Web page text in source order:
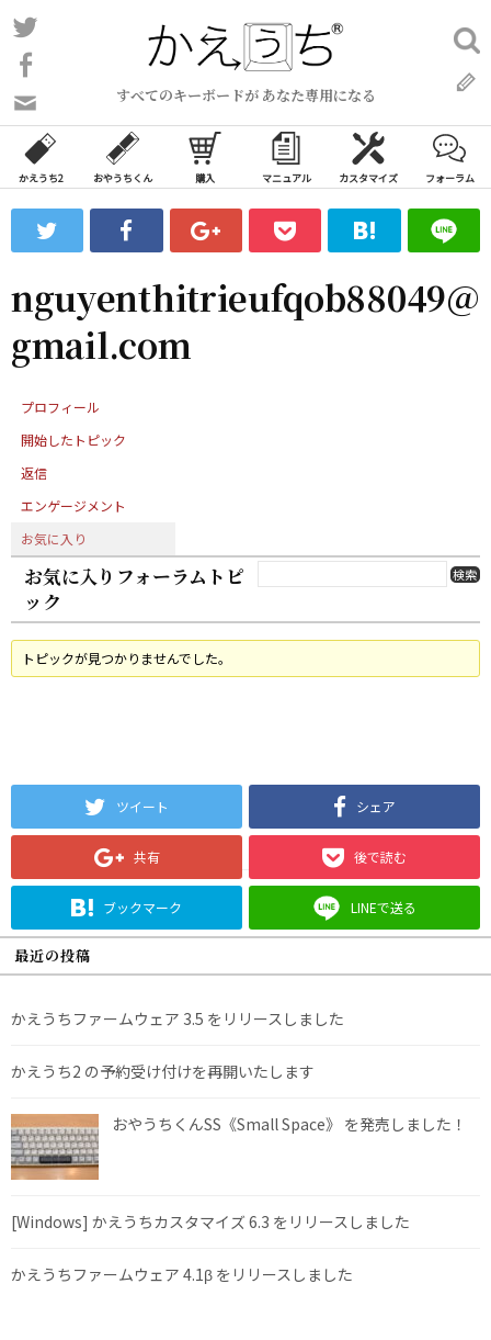
コ
ン
ン
ツ
ス
ッ
すべてのキーボードが あなた専用になる
い
合
わ
フ
ォ
ム
検
索:
かえうち2 おやうちくん 購入 マニュアル カスタマイズ フォーラム
nguyenthitrieufqob88049@
gmail.com
プロフィール
開始したトピック
返信
エンゲージメント
お気に入り
お気に入りフォーラムトピ
ック
トピックが見つかりませんでした。
ツイート シェア
共有 後で読む
ブックマーク LINEで送る
最近の投稿
かえうちファームウェア 3.5 をリリースしました
かえうち2 の予約受け付けを再開いたします
おやうちくんSS《Small Space》 を発売しました！
[Windows] かえうちカスタマイズ 6.3 をリリースしました
かえうちファームウェア 4.1β をリリースしました